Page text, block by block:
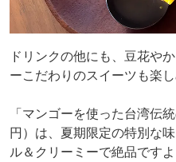
ドリンクの他にも、豆花や
ーこだわりのスイーツも楽し
「マンゴーを使った台湾伝
円）は、夏期限定の特別な
ル＆クリーミーで絶品です